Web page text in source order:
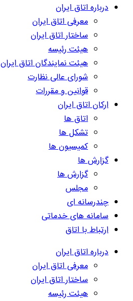
درباره اتاق ایران
معرفی اتاق ایران
ساختار اتاق ایران
هیئت رئیسه
هیئت نمایندگان اتاق ایران
شورای عالی نظارت
قوانین و مقررات
ارکان اتاق ایران
اتاق ها
تشکل ها
کمیسیون ها
گزارش ها
گزارش ها
مجلس
چندرسانه ای
سامانه های خدماتی
ارتباط با اتاق
درباره اتاق ایران
معرفی اتاق ایران
ساختار اتاق ایران
هیئت رئیسه